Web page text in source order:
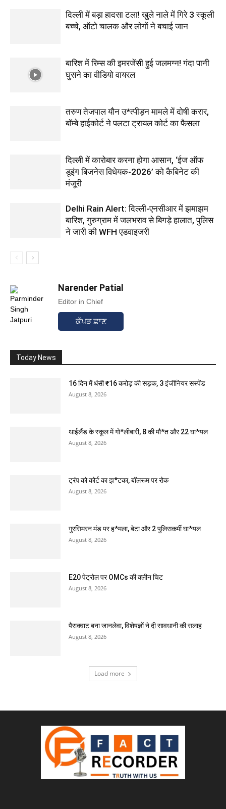
दिल्ली में बड़ा हादसा टला! खुले नाले में गिरे 3 स्कूली
बच्चे, ऑटो चालक और लोगों ने बचाई जान
बारिश में रिम्स की इमरजेंसी हुई जलमग्न! गंदा पानी
घुसने का वीडियो वायरल
तरुण तेजपाल यौन उ*त्पीड़न मामले में दोषी करार,
बॉम्बे हाईकोर्ट ने पलटा ट्रायल कोर्ट का फैसला
दिल्ली में कारोबार करना होगा आसान, ‘ईज ऑफ
डूइंग बिजनेस विधेयक-2026’ को कैबिनेट की
मंजूरी
Delhi Rain Alert: दिल्ली-एनसीआर में झमाझम
बारिश, गुरुग्राम में जलभराव से बिगड़े हालात, पुलिस
ने जारी की WFH एडवाइजरी
Narender Patial
Editor in Chief
ਕੱਪੜ ਛਾਣ
Today News
16 दिन में धंसी ₹16 करोड़ की सड़क, 3 इंजीनियर सस्पेंड
August 8, 2026
थाईलैंड के स्कूल में गो*लीबारी, 8 की मौ*त और 22 घा*यल
August 8, 2026
ट्रंप को कोर्ट का झ*टका, बॉलरूम पर रोक
August 8, 2026
गुरसिमरन मंड पर ह*मला, बेटा और 2 पुलिसकर्मी घा*यल
August 8, 2026
E20 पेट्रोल पर OMCs की क्लीन चिट
August 8, 2026
पैराक्वाट बना जानलेवा, विशेषज्ञों ने दी सावधानी की सलाह
August 8, 2026
Load more